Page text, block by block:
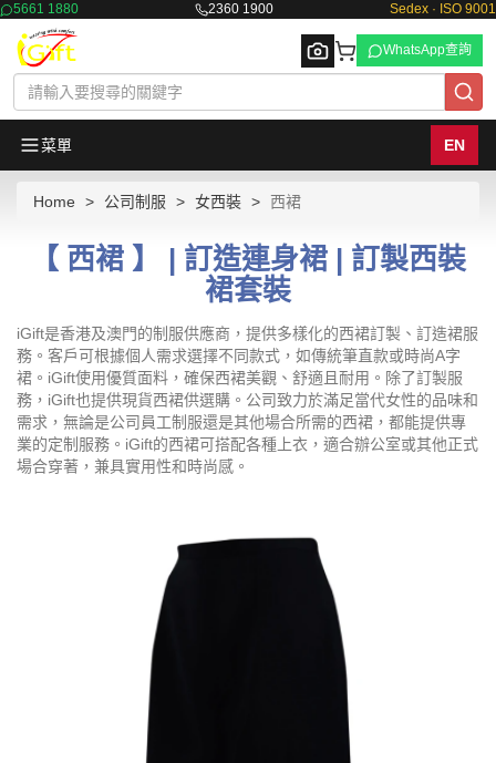
5661 1880 2360 1900 Sedex · ISO 9001
WhatsApp查詢
菜單 EN
Home 公司制服 女西裝 西裙
【 西裙 】 | 訂造連身裙 | 訂製西裝
裙套裝
iGift是香港及澳門的制服供應商，提供多樣化的西裙訂製、訂造裙服
務。客戶可根據個人需求選擇不同款式，如傳統筆直款或時尚A字
裙。iGift使用優質面料，確保西裙美觀、舒適且耐用。除了訂製服
務，iGift也提供現貨西裙供選購。公司致力於滿足當代女性的品味和
需求，無論是公司員工制服還是其他場合所需的西裙，都能提供專
業的定制服務。iGift的西裙可搭配各種上衣，適合辦公室或其他正式
場合穿著，兼具實用性和時尚感。